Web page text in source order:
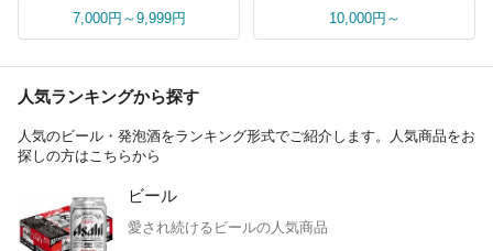
7,000円～9,999円 10,000円～
人気ランキングから探す
人気のビール・発泡酒をランキング形式でご紹介します。人気商品をお
探しの方はこちらから
ビール
愛され続けるビールの人気商品